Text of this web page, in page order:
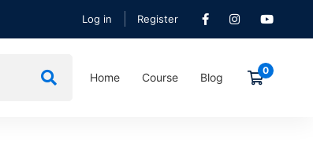
Log in Register
Home Course Blog